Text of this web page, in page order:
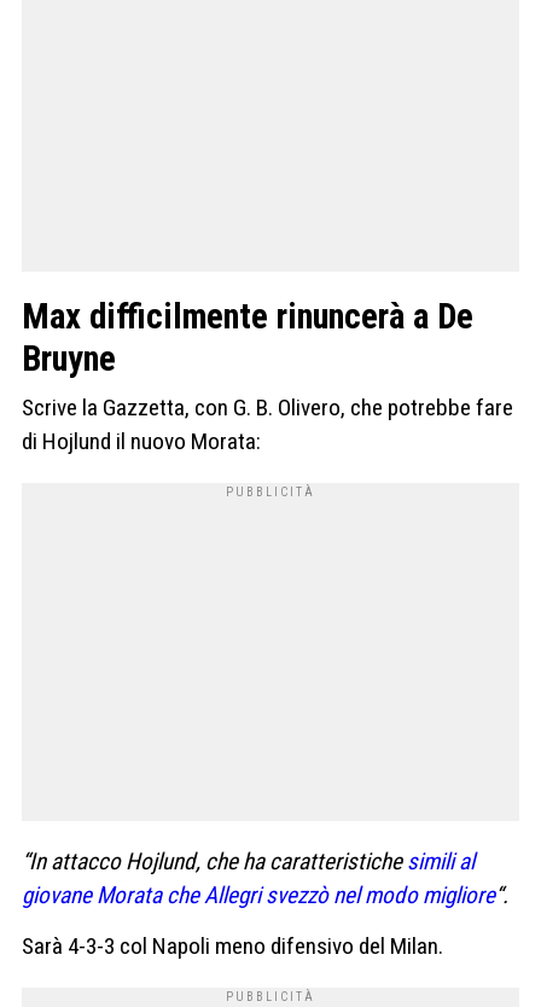
Max difficilmente rinuncerà a De
Bruyne
Scrive la Gazzetta, con G. B. Olivero, che potrebbe fare
di Hojlund il nuovo Morata:
“In attacco Hojlund, che ha caratteristichesimili al
giovane Morata che Allegri svezzò nel modo migliore“.
Sarà 4-3-3 col Napoli meno difensivo del Milan.